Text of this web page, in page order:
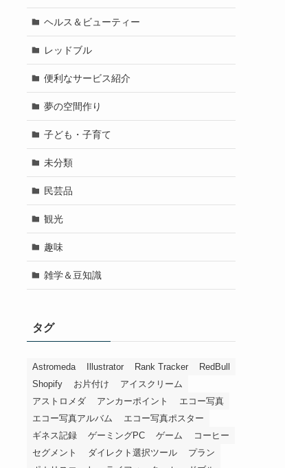
ヘルス＆ビューティー
レッドブル
便利なサービス紹介
夢の空間作り
子ども・子育て
未分類
民芸品
観光
趣味
雑学＆豆知識
タグ
Astromeda Illustrator Rank Tracker
RedBull
Shopify
お片付け
アイスクリーム
アストロメダ
アンカーポイント
エコー写真
エコー写真アルバム
エコー写真ポスター
ギネス記録
ゲーミングPC ゲーム
コーヒー
セグメント
ダイレクト選択ツール
プラン